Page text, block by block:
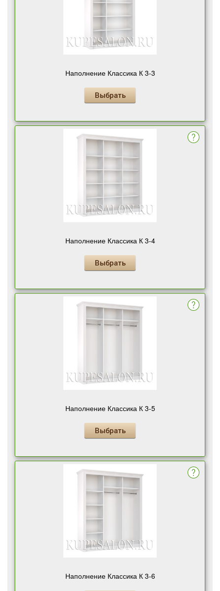
Наполнение Классика К 3-3
Выбрать
Наполнение Классика К 3-4
Выбрать
Наполнение Классика К 3-5
Выбрать
Наполнение Классика К 3-6